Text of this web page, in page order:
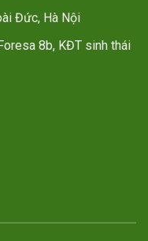
Đức, Hà Nội
8b, KĐT sinh thái